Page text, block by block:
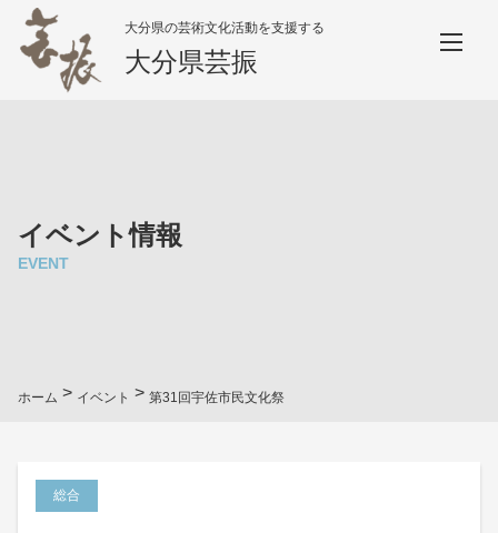
大分県の芸術文化活動を支援する
大分県芸振
イベント情報
EVENT
ホーム > イベント > 第31回宇佐市民文化祭
総合